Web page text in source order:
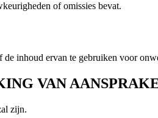
of omissies bevat.
de inhoud ervan te gebruiken voor
VAN
zijn.